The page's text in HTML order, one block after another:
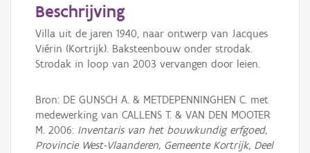
Beschrijving
Villa uit de jaren 1940, naar ontwerp van Jacques
Viérin (Kortrijk). Baksteenbouw onder strodak.
Strodak in loop van 2003 vervangen door leien.
Bron: DE GUNSCH A. & METDEPENNINGHEN C. met
medewerking van CALLENS T. & VAN DEN MOOTER
M. 2006: Inventaris van het bouwkundig erfgoed,
Provincie West-Vlaanderen, Gemeente Kortrijk, Deel